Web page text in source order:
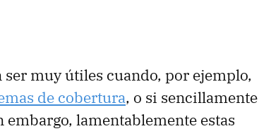
muy útiles cuando, por ejemplo,
de cobertura, o si sencillamente
embargo, lamentablemente estas